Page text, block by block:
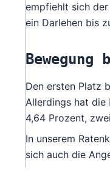
empfiehlt sich
ein Darlehen bis
Den ersten Platz
Allerdings hat die
4,64 Prozent,
In unserem
sich auch die